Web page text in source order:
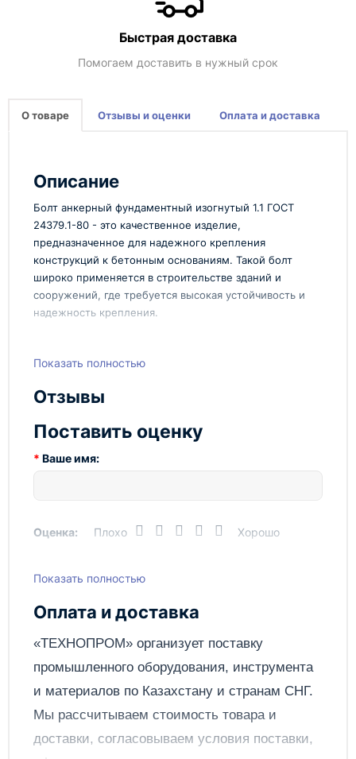
Быстрая доставка
Помогаем доставить в нужный срок
О товаре Отзывы и оценки Оплата и доставка
Описание
Болт анкерный фундаментный изогнутый 1.1 ГОСТ
24379.1-80 - это качественное изделие,
предназначенное для надежного крепления
конструкций к бетонным основаниям. Такой болт
широко применяется в строительстве зданий и
сооружений, где требуется высокая устойчивость и
надежность крепления.
соответствует ГОСТ 24379.1-80 и имеет следующие
характеристики:
Диаметр: 1.1 мм
Высококачественное исполнение
Болт анкерный фундаментный изогнутый 1.1 ГОСТ
24379.1-80 отличается долгим сроком службы и
выбором для строительства и ремонта.
Показать полностью
Отзывы
Поставить оценку
Ваше имя:
Оценка: Плохо Хорошо
Написать отзыв
Показать полностью
Оплата и доставка
«ТЕХНОПРОМ» организует поставку
промышленного оборудования, инструмента
и материалов по Казахстану и странам СНГ.
Мы рассчитываем стоимость товара и
доставки, согласовываем условия поставки,